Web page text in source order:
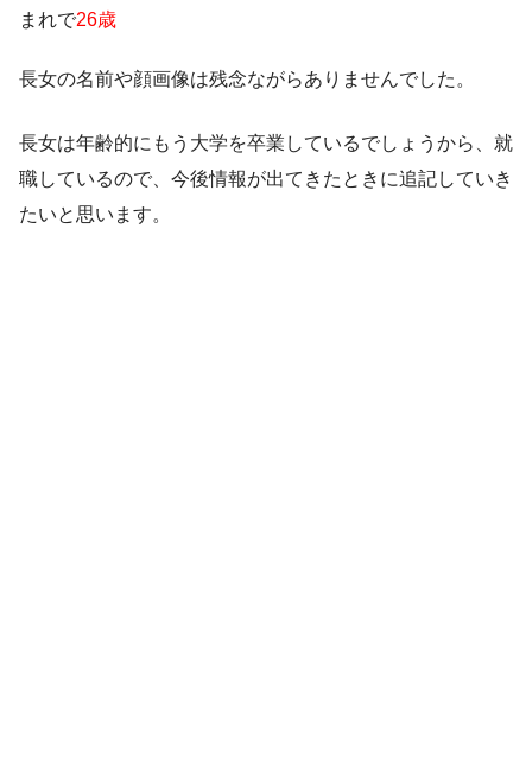
まれで26歳
長女の名前や顔画像は残念ながらありませんでした。
長女は年齢的にもう大学を卒業しているでしょうから、就
職しているので、今後情報が出てきたときに追記していき
たいと思います。